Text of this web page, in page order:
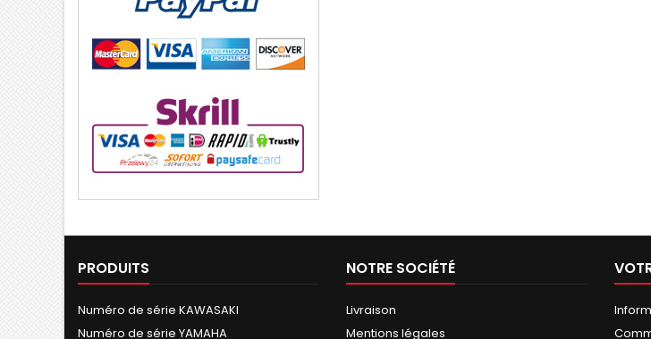
PRODUITS
Numéro de série KAWASAKI
Numéro de série YAMAHA
NOTRE SOCIÉTÉ
Livraison
Mentions légales